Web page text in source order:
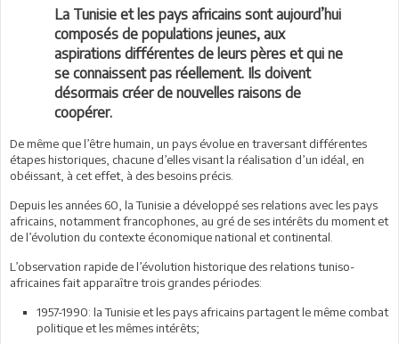
La Tunisie et les pays africains sont aujourd’hui
composés de populations jeunes, aux
aspirations différentes de leurs pères et qui ne
se connaissent pas réellement. Ils doivent
désormais créer de nouvelles raisons de
coopérer.
De même que l’être humain, un pays évolue en traversant différentes
étapes historiques, chacune d’elles visant la réalisation d’un idéal, en
obéissant, à cet effet, à des besoins précis.
Depuis les années 60, la Tunisie a développé ses relations avec les pays
africains, notamment francophones, au gré de ses intérêts du moment et
de l’évolution du contexte économique national et continental.
L’observation rapide de l’évolution historique des relations tuniso-
africaines fait apparaître trois grandes périodes:
1957-1990: la Tunisie et les pays africains partagent le même combat
politique et les mêmes intérêts;